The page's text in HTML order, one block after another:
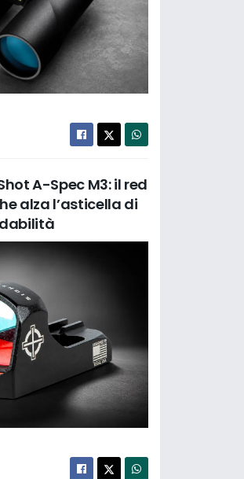
A-Spec M3: il red
alza l’asticella di